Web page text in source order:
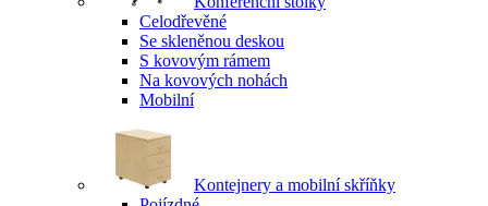
Celodřevěné
Se skleněnou deskou
S kovovým rámem
Na kovových nohách
Mobilní
Kontejnery a mobilní skříňky